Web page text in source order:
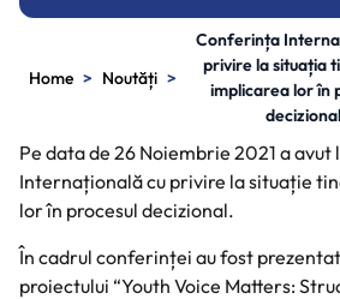
Home > Noutăți >
Conferința
privire la situația
implicarea lor în
decizional
Pe data de 26 Noiembrie 2021 a
Internațională cu privire la situație
lor în procesul decizional.
În cadrul conferinței au fost
proiectului “Youth Voice Matters: